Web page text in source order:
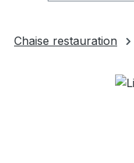
Chaise restauration